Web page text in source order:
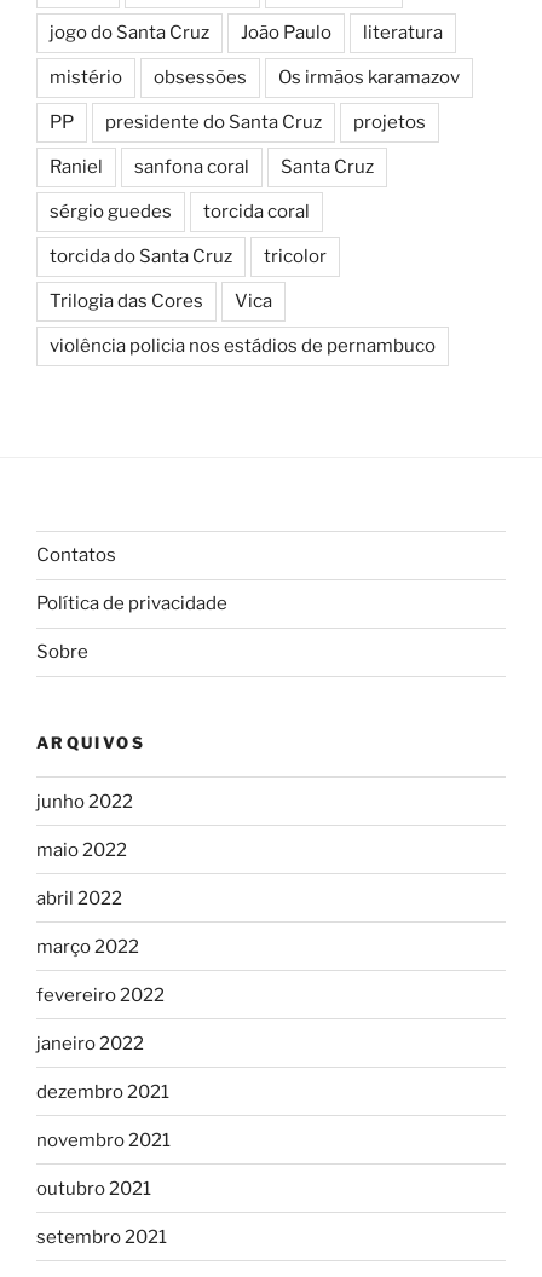
jogo do Santa Cruz João Paulo literatura
mistério obsessões Os irmãos karamazov
PP presidente do Santa Cruz projetos
Raniel sanfona coral Santa Cruz
sérgio guedes torcida coral
torcida do Santa Cruz tricolor
Trilogia das Cores Vica
violência policia nos estádios de pernambuco
Contatos
Política de privacidade
Sobre
ARQUIVOS
junho 2022
maio 2022
abril 2022
março 2022
fevereiro 2022
janeiro 2022
dezembro 2021
novembro 2021
outubro 2021
setembro 2021